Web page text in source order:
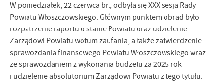
W poniedziałek, 22 czerwca br., odbyła się XXX sesja Rady
Powiatu Włoszczowskiego. Głównym punktem obrad było
rozpatrzenie raportu o stanie Powiatu oraz udzielenie
Zarządowi Powiatu wotum zaufania, a także zatwierdzenie
sprawozdania finansowego Powiatu Włoszczowskiego wraz
ze sprawozdaniem z wykonania budżetu za 2025 rok
i udzielenie absolutorium Zarządowi Powiatu z tego tytułu.
jej do Twoich indywidualnych preferencji. Wyrażenie zgody na
funkcjonalne i personalizacyjne pliki cookies gwarantuje
dostępność większej ilości funkcji na stronie.
Analityczne
Analityczne pliki cookies pomagają nam rozwijać się i
dostosowywać do Twoich potrzeb.
Cookies analityczne pozwalają na uzyskanie informacji w zakresie
wykorzystywania witryny internetowej, miejsca oraz częstotliwości,
z jaką odwiedzane są nasze serwisy www. Dane pozwalają nam na
Więcej